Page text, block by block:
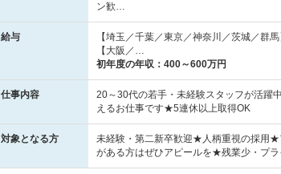
ン歓…
給与
【埼玉／千葉／東京／神奈川／茨城／群
【大阪／…
初年度の年収： 400～600万円
仕事内容
20～30代の若手・未経験スタッフが活躍
えるお仕事です★5連休以上取得OK
対象となる方
未経験・第二新卒歓迎★人柄重視の採用★
がある方はぜひアピールを★残業少・プ